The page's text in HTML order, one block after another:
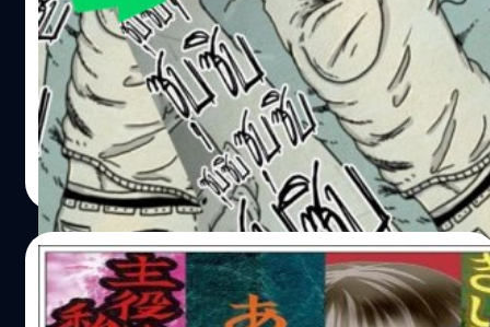
อ้างอิง
สวัสดีครับ เข้าเรื่องเลยละกันผมได้ไปเจอการ์ตูนเรื่องนึงใน
webtoon เป็นการ์ตูนที่อ่านไปเรื่อยๆ แล้วเราจะรู้สึก
หวาดระแวงทุกคนที่อยู่ภายในการ์ตูนเรื่องนี้เลย โดยการ์ตูนนี้
มีชื่อเรื่องว่า นรกคือคนอื่น ครับ !! ก็เพื่อไม่ให้เป็นการเสียเวลา
เราเลื่อนลงไปอ่านรีวิวกันเถอะ ถ้ามีอะไรผิดพลาดก็ขออภัย
ด้วยนะครับผม ชื่อเรื่อง นรกคืนคนอื่น ผู้แต่ง kimyongki เรต
ติ้งใน webtoon 9.46 ประเภท ระทึกขวัญ ตัวละครหลัก ยุนจง
อู - เด็กหนุ่มที่เดินทางมาทำงานที่เมืองใหญ่ แต่ดันได้ที่พักที่
คนรอบตัวมีแต่คนแปลกๆ เนื้อเรื่องย่อ ยุนจงอู เด็กหนุ่มที่เพิ่ง
เรียนจบได้เดินทางมาทำงานที่ตัวเมือง ตามคำแนะนำของรุ่นพี่
ของเค้า ด้วยความที่ยังไม่ค่อยมีตังเค้าเลยต้องมาเช่าหอพัก
นัทธพงศ์ มีแต้ม| 2830 days ago
Read More
16/10/2017
พร้อมรับหลอนกันหรือยัง!!! ชมภาพชุดแรกจา